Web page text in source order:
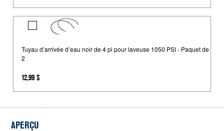
de
laveuse
Tuyau
d’arrivée
d’eau
de
pour
laveuse
Tuyau d’arrivée d’eau noir de 4 pi pour laveuse 1050 PSI - Paquet de
2
12,99 $
APERÇU